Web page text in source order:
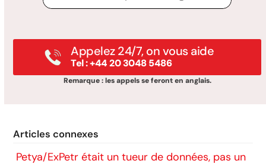
Appelez 24/7, on vous aide
Tel : +44 20 3048 5486
Remarque : les appels se feront en anglais.
Articles connexes
Petya/ExPetr était un tueur de données, pas un